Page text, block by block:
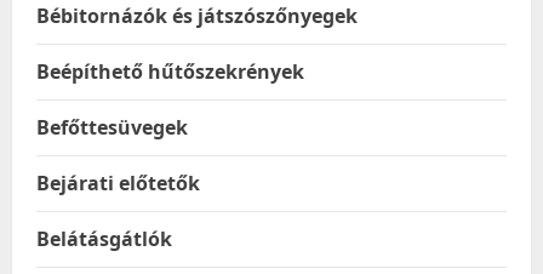
Bébitornázók és játszószőnyegek
Beépíthető hűtőszekrények
Befőttesüvegek
Bejárati előtetők
Belátásgátlók